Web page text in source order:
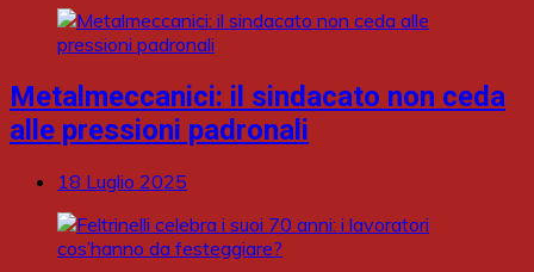
Metalmeccanici: il sindacato non ceda
alle pressioni padronali
18 Luglio 2025